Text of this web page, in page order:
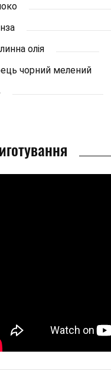
олія
чорний мелений